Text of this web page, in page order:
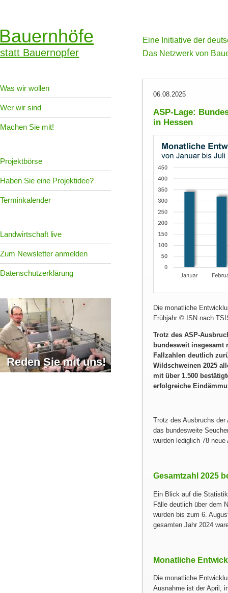
statt Bauernopfer
Eine Initiative der
Das Netzwerk von
Was wir wollen
Wer wir sind
Machen Sie mit!
Projektbörse
Haben Sie eine Projektidee?
Terminkalender
Landwirtschaft live
Zum Newsletter anmelden
Datenschutzerklärung
Reden Sie mit uns!
06.08.2025
ASP-Lage:
in Hessen
Die monatliche
Frühjahr © ISN nach
Trotz des ASP-
bundesweit insgesamt
Fallzahlen deutlich
Wildschweinen 2025
mit über 1.500
erfolgreiche
Trotz des Ausbruchs
das bundesweite
wurden lediglich 78
Gesamtzahl 2025
Ein Blick auf die
Fälle deutlich über dem
wurden bis zum 6.
gesamten Jahr 2024
Monatliche
Die monatliche
Ausnahme ist der April,